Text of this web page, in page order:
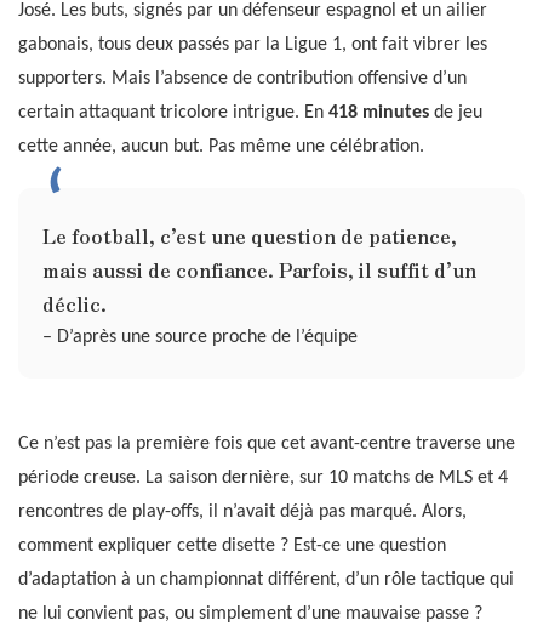
José. Les buts, signés par un défenseur espagnol et un ailier
gabonais, tous deux passés par la Ligue 1, ont fait vibrer les
supporters. Mais l’absence de contribution offensive d’un
certain attaquant tricolore intrigue. En 418 minutes de jeu
cette année, aucun but. Pas même une célébration.
Le football, c’est une question de patience,
mais aussi de confiance. Parfois, il suffit d’un
déclic.
– D’après une source proche de l’équipe
Ce n’est pas la première fois que cet avant-centre traverse une
période creuse. La saison dernière, sur 10 matchs de MLS et 4
rencontres de play-offs, il n’avait déjà pas marqué. Alors,
comment expliquer cette disette ? Est-ce une question
d’adaptation à un championnat différent, d’un rôle tactique qui
ne lui convient pas, ou simplement d’une mauvaise passe ?